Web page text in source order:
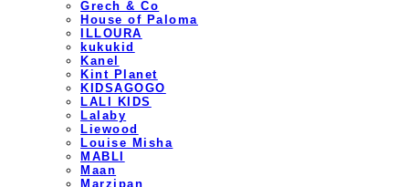
Grech & Co
House of Paloma
ILLOURA
kukukid
Kanel
Kint Planet
KIDSAGOGO
LALI KIDS
Lalaby
Liewood
Louise Misha
MABLI
Maan
Marzipan